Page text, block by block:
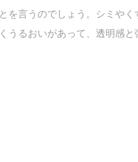
を言うのでしょう。シミや
うるおいがあって、透明感